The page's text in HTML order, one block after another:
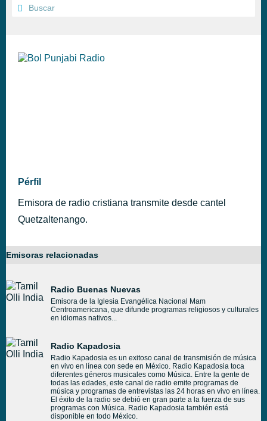
Pérfil
Emisora de radio cristiana transmite desde cantel
Quetzaltenango.
Emisoras relacionadas
Radio Buenas Nuevas
Emisora de la Iglesia Evangélica Nacional Mam
Centroamericana, que difunde programas religiosos y culturales
en idiomas nativos...
Radio Kapadosia
Radio Kapadosia es un exitoso canal de transmisión de música
en vivo en línea con sede en México. Radio Kapadosia toca
diferentes géneros musicales como Música. Entre la gente de
todas las edades, este canal de radio emite programas de
música y programas de entrevistas las 24 horas en vivo en línea.
El éxito de la radio se debió en gran parte a la fuerza de sus
programas con Música. Radio Kapadosia también está
disponible en todo México.